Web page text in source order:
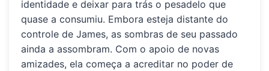
identidade e deixar para trás o pesadelo que
quase a consumiu. Embora esteja distante do
controle de James, as sombras de seu passado
ainda a assombram. Com o apoio de novas
amizades, ela começa a acreditar no poder de